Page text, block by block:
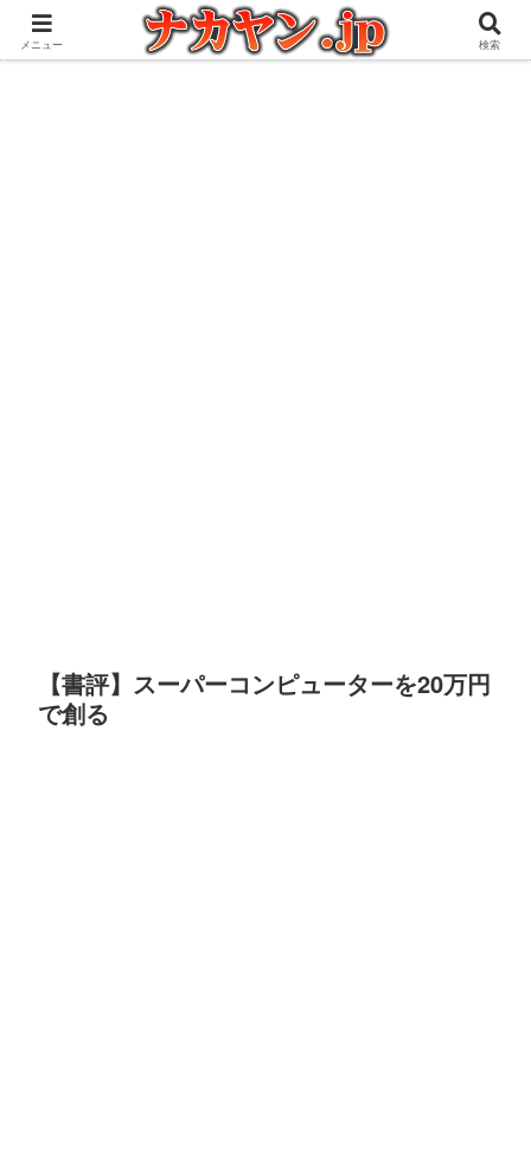
アウトドアとガジェット好きな管理人の愉快な日々を綴るブログ
【書評】スーパーコンピューターを20万円
で創る
メニュー 検索